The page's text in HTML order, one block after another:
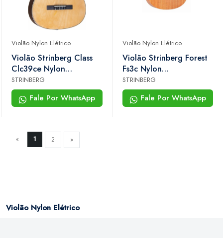
Violão Nylon Elétrico
Violão Strinberg Class
Clc39ce Nylon
Eletroacústico Natural
STRINBERG
Fale Por WhatsApp
Violão Nylon Elétrico
Violão Strinberg Forest
Fs3c Nylon
Eletroacústico
Mahogany
STRINBERG
Fale Por WhatsApp
« 1 2 »
Violão Nylon Elétrico